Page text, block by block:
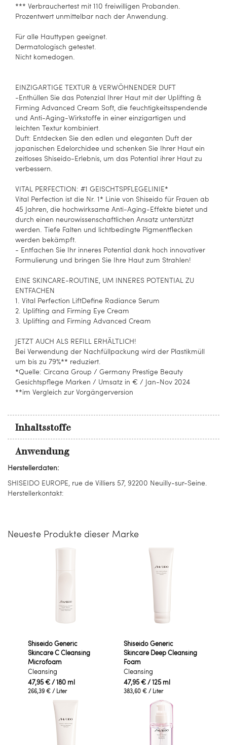
*** Verbrauchertest mit 110 freiwilligen Probanden.
Prozentwert unmittelbar nach der Anwendung.
Für alle Hauttypen geeignet.
Dermatologisch getestet.
Nicht komedogen.
EINZIGARTIGE TEXTUR & VERWÖHNENDER DUFT
-Enthüllen Sie das Potenzial Ihrer Haut mit der Uplifting &
Firming Advanced Cream Soft, die feuchtigkeitsspendende
und Anti-Aging-Wirkstoffe in einer einzigartigen und
leichten Textur kombiniert.
Duft: Entdecken Sie den edlen und eleganten Duft der
japanischen Edelorchidee und schenken Sie Ihrer Haut ein
zeitloses Shiseido-Erlebnis, um das Potential ihrer Haut zu
verbessern.
VITAL PERFECTION: #1 GEISCHTSPFLEGELINIE*
Vital Perfection ist die Nr. 1* Linie von Shiseido für Frauen ab
45 Jahren, die hochwirksame Anti-Aging-Effekte bietet und
durch einen neurowissenschaftlichen Ansatz unterstützt
werden. Tiefe Falten und lichtbedingte Pigmentflecken
werden bekämpft.
- Entfachen Sie Ihr inneres Potential dank hoch innovativer
Formulierung und bringen Sie Ihre Haut zum Strahlen!
EINE SKINCARE-ROUTINE, UM INNERES POTENTIAL ZU
ENTFACHEN
1. Vital Perfection LiftDefine Radiance Serum
2. Uplifting and Firming Eye Cream
3. Uplifting and Firming Advanced Cream
JETZT AUCH ALS REFILL ERHÄLTLICH!
Bei Verwendung der Nachfüllpackung wird der Plastikmüll
um bis zu 79%** reduziert.
*Quelle: Circana Group / Germany Prestige Beauty
Gesichtspflege Marken / Umsatz in € / Jan-Nov 2024
**im Vergleich zur Vorgängerversion
Inhaltsstoffe
Anwendung
Herstellerdaten:
SHISEIDO EUROPE, rue de Villiers 57, 92200 Neuilly-sur-Seine.
Herstellerkontakt:
Neueste Produkte dieser Marke
Shiseido Generic
Skincare C Cleansing
Microfoam
Cleansing
47,95 €/ 180 ml
266,39 € / Liter
Shiseido Generic
Skincare Deep Cleansing
Foam
Cleansing
47,95 €/ 125 ml
383,60 € / Liter